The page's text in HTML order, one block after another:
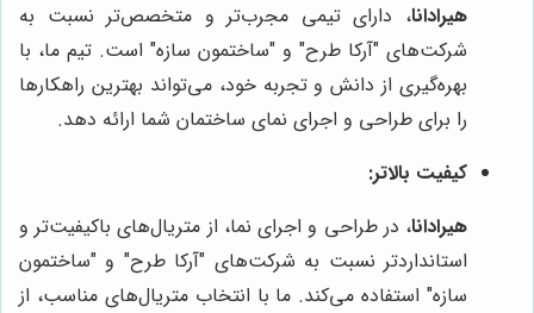
هیرادانا، دارای تیمی مجرب‌تر و متخصص‌تر نسبت به
شرکت‌های "آرکا طرح" و "ساختمون سازه" است. تیم ما، با
بهره‌گیری از دانش و تجربه خود، می‌تواند بهترین راهکارها
را برای طراحی و اجرای نمای ساختمان شما ارائه دهد.
کیفیت بالاتر:
هیرادانا، در طراحی و اجرای نما، از متریال‌های باکیفیت‌تر و
استانداردتر نسبت به شرکت‌های "آرکا طرح" و "ساختمون
سازه" استفاده می‌کند. ما با انتخاب متریال‌های مناسب، از